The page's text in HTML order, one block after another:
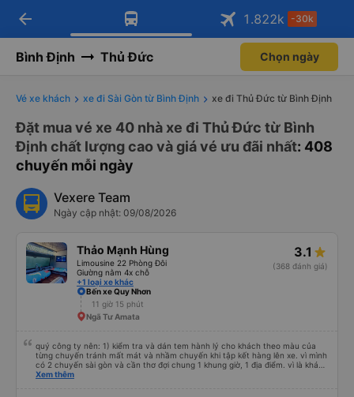
Tải app Vexere ngay!
Nhận ưu đãi thành viên độc
Mở app
Tải app Vexere
-30k/ghế khi đặt vé máy bay qua
Mở app
arrow_back 1.822k -30k
Bình Định Thủ Đức Chọn ngày
Vé xe khách xe đi Sài Gòn từ Bình Định xe đi Thủ Đức từ Bình Định
Đặt mua vé xe 40 nhà xe đi Thủ Đức từ Bình
Định chất lượng cao và giá vé ưu đãi nhất: 408
chuyến mỗi ngày
Vexere Team
Ngày cập nhật: 09/08/2026
Thảo Mạnh Hùng
Limousine 22 Phòng Đôi
Giường nằm 4x chỗ
+1 loại xe khác
3.1
(368 đánh giá)
Bến xe Quy Nhơn
11 giờ 15 phút
Ngã Tư Amata
quý công ty nên: 1) kiểm tra và dán tem hành lý cho khách theo màu của
từng chuyến tránh mất mát và nhầm chuyến khi tập kết hàng lên xe. vì mình
có 2 chuyến sài gòn và cần thơ đợi chung 1 khung giờ, 1 địa điểm. vì là khách
thân thiết của quý công ty nên rất hài lòng và tin tưởng. tuy nhiên rất mong
Xem thêm